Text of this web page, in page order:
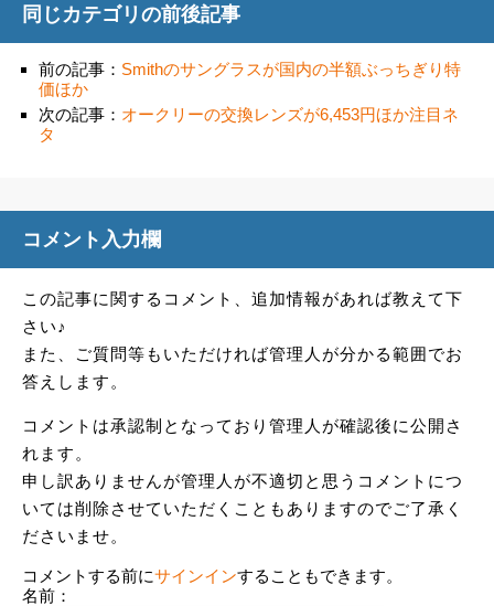
同じカテゴリの前後記事
前の記事： Smithのサングラスが国内の半額ぶっちぎり特
価ほか
次の記事： オークリーの交換レンズが6,453円ほか注目ネ
タ
コメント入力欄
この記事に関するコメント、追加情報があれば教えて下
さい♪
また、ご質問等もいただければ管理人が分かる範囲でお
答えします。
コメントは承認制となっており管理人が確認後に公開さ
れます。
申し訳ありませんが管理人が不適切と思うコメントにつ
いては削除させていただくこともありますのでご了承く
ださいませ。
コメントする前にサインインすることもできます。
名前：